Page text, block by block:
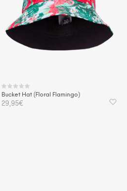
Bucket Hat (Floral Flamingo)
29,95€